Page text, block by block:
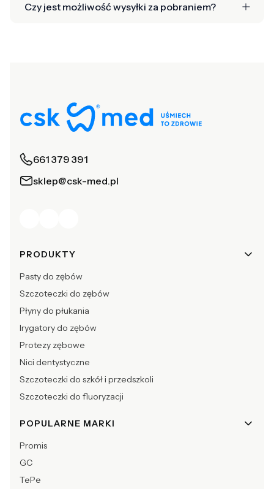
Czy jest możliwość wysyłki za pobraniem?
661 379 391
sklep@csk-med.pl
Linki w stopce
PRODUKTY
Pasty do zębów
Szczoteczki do zębów
Płyny do płukania
Irygatory do zębów
Protezy zębowe
Nici dentystyczne
Szczoteczki do szkół i przedszkoli
Szczoteczki do fluoryzacji
POPULARNE MARKI
Promis
GC
TePe